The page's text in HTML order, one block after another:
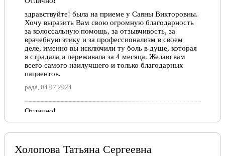
здравствуйте! была на приеме у Саяны Викторовны.
Хочу выразить Вам свою огромную благодарность
за колоссальную помощь, за отзывчивость, за
врачебную этику и за профессионализм в своем
деле, именно вы исключили ту боль в душе, которая
я страдала и переживала за 4 месяца. Желаю вам
всего самого наилучшего и только благодарных
пациентов.
рада, 04.07.2024
Отлично!
Была на приеме у Саяны Викторовны, всё четко
сказала, что как есть, не стала отправлять по другим
многие мои вопросы, врач очень грамотный. Очень
Холопова Татьяна Сергеевна